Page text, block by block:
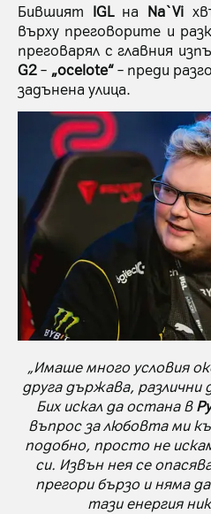
Бившият IGLна Na`Vi
върху преговорите и
преговарял с главния
G2– „ocelote“– преди
задънена улица.
„Имаше много условия
друга държава, различни
Бих искал да остана в
въпрос за любовта ми
подобно, просто не
си. Извън нея се
прегори бързо и няма
тази енергия